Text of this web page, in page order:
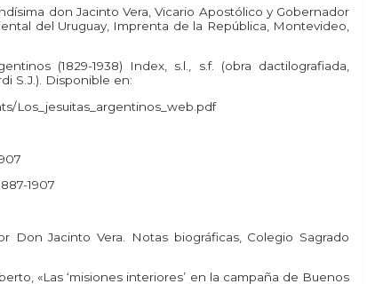
don Jacinto Vera, Vicario Apostólico y Gobernador
del Uruguay, Imprenta de la República, Montevideo,
(1829-1938) Index, s.l., s.f. (obra dactilografiada,
S.J.). Disponible en:
Los_jesuitas_argentinos_web.pdf
1907
Don Jacinto Vera. Notas biográficas, Colegio Sagrado
«Las ‘misiones interiores’ en la campaña de Buenos